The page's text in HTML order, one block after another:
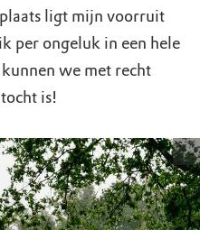
ligt mijn voorruit
per ongeluk in een hele
we met recht
is!